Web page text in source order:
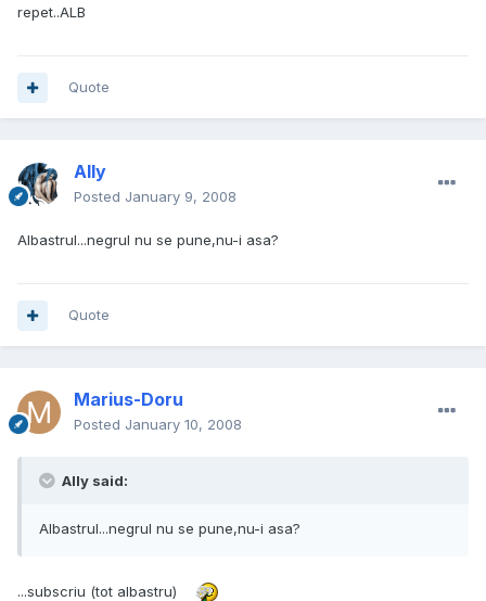
repet..ALB
Quote
Ally
Posted January 9, 2008
Albastrul...negrul nu se pune,nu-i asa?
Quote
Marius-Doru
Posted January 10, 2008
Ally said:
Albastrul...negrul nu se pune,nu-i asa?
...subscriu (tot albastru)